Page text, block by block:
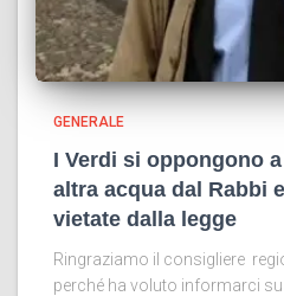
GENERALE
I Verdi si oppongono
altra acqua dal Rabbi
vietate dalla legge
Ringraziamo il consigliere
perché ha voluto informarci